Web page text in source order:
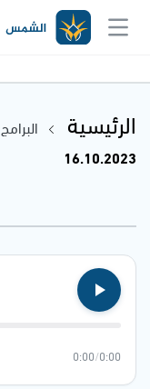
الرئيسية البرامج
16.10.2023
0:00
/
0:00